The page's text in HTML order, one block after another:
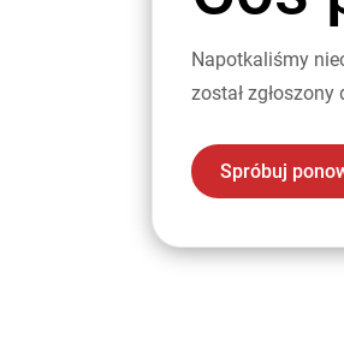
Napotkaliśmy
został zgłoszony
Spróbuj